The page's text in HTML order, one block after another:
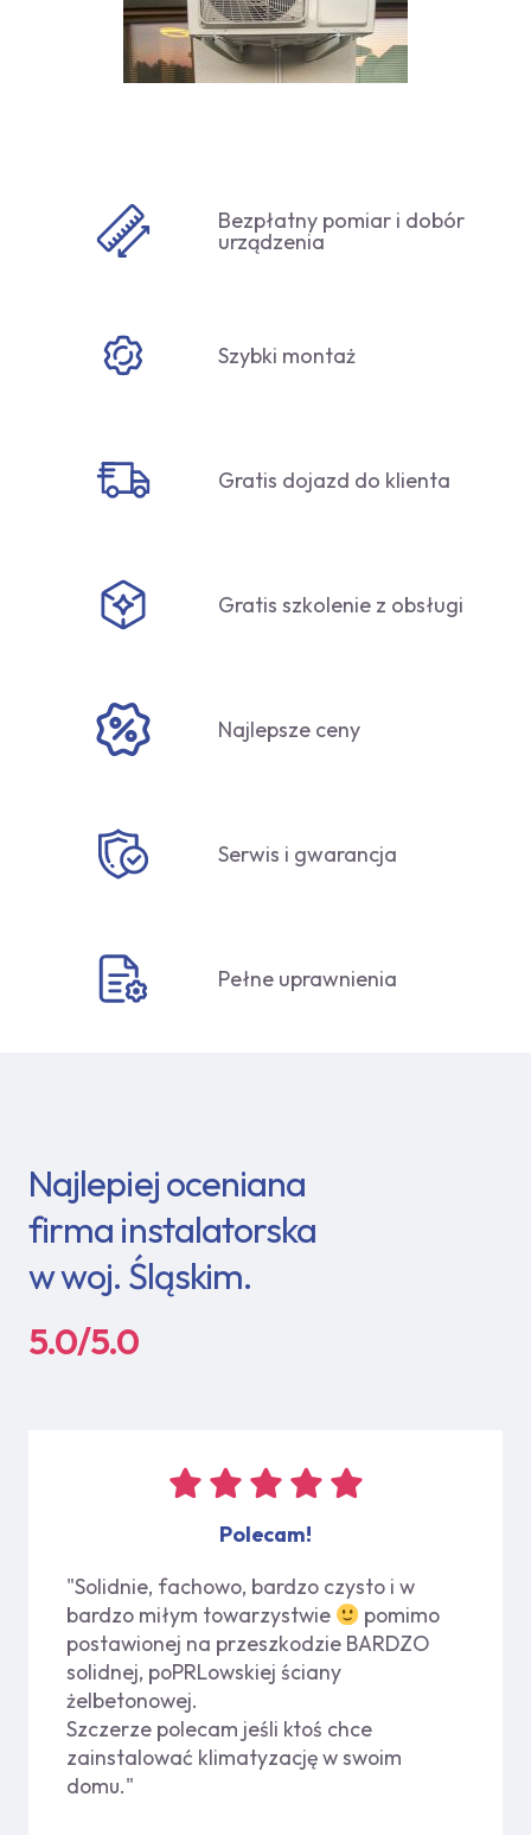
Bezpłatny pomiar i dobór
urządzenia
Szybki montaż
Gratis dojazd do klienta
Gratis szkolenie z obsługi
Najlepsze ceny
Serwis i gwarancja
Pełne uprawnienia
Najlepiej oceniana
firma instalatorska
w woj. Śląskim.
5.0/5.0
Polecam!
"Solidnie, fachowo, bardzo czysto i w
bardzo miłym towarzystwie
pomimo
postawionej na przeszkodzie BARDZO
solidnej, poPRLowskiej ściany
żelbetonowej.
Szczerze polecam jeśli ktoś chce
zainstalować klimatyzację w swoim
domu."